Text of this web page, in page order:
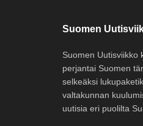
Suomen
Suomen Uutisviikko
perjantai Suomen
selkeäksi
valtakunnan
uutisia eri puolilta